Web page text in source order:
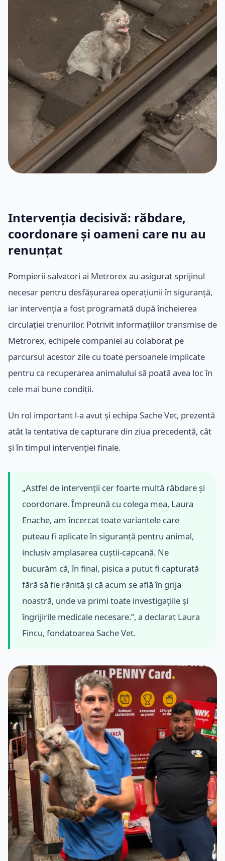
Intervenția decisivă: răbdare,
coordonare și oameni care nu au
renunțat
Pompierii-salvatori ai Metrorex au asigurat sprijinul
necesar pentru desfășurarea operațiunii în siguranță,
iar intervenția a fost programată după încheierea
circulației trenurilor. Potrivit informațiilor transmise de
Metrorex, echipele companiei au colaborat pe
parcursul acestor zile cu toate persoanele implicate
pentru ca recuperarea animalului să poată avea loc în
cele mai bune condiții.
Un rol important l-a avut și echipa Sache Vet, prezentă
atât la tentativa de capturare din ziua precedentă, cât
și în timpul intervenției finale.
„Astfel de intervenții cer foarte multă răbdare și
coordonare. Împreună cu colega mea, Laura
Enache, am încercat toate variantele care
puteau fi aplicate în siguranță pentru animal,
inclusiv amplasarea cuștii-capcană. Ne
bucurăm că, în final, pisica a putut fi capturată
fără să fie rănită și că acum se află în grija
noastră, unde va primi toate investigațiile și
îngrijirile medicale necesare.”, a declarat Laura
Fincu, fondatoarea Sache Vet.